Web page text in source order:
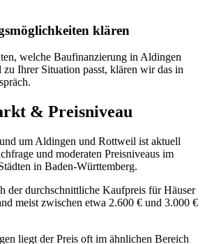
klären
welche Baufinanzierung in Aldingen
Ihrer Situation passt, klären wir das in
& Preisniveau
um Aldingen und Rottweil ist aktuell
und moderaten Preisniveaus im
in Baden-Württemberg.
der durchschnittliche Kaufpreis für Häuser
meist zwischen etwa 2.600 € und 3.000 €
liegt der Preis oft im ähnlichen Bereich